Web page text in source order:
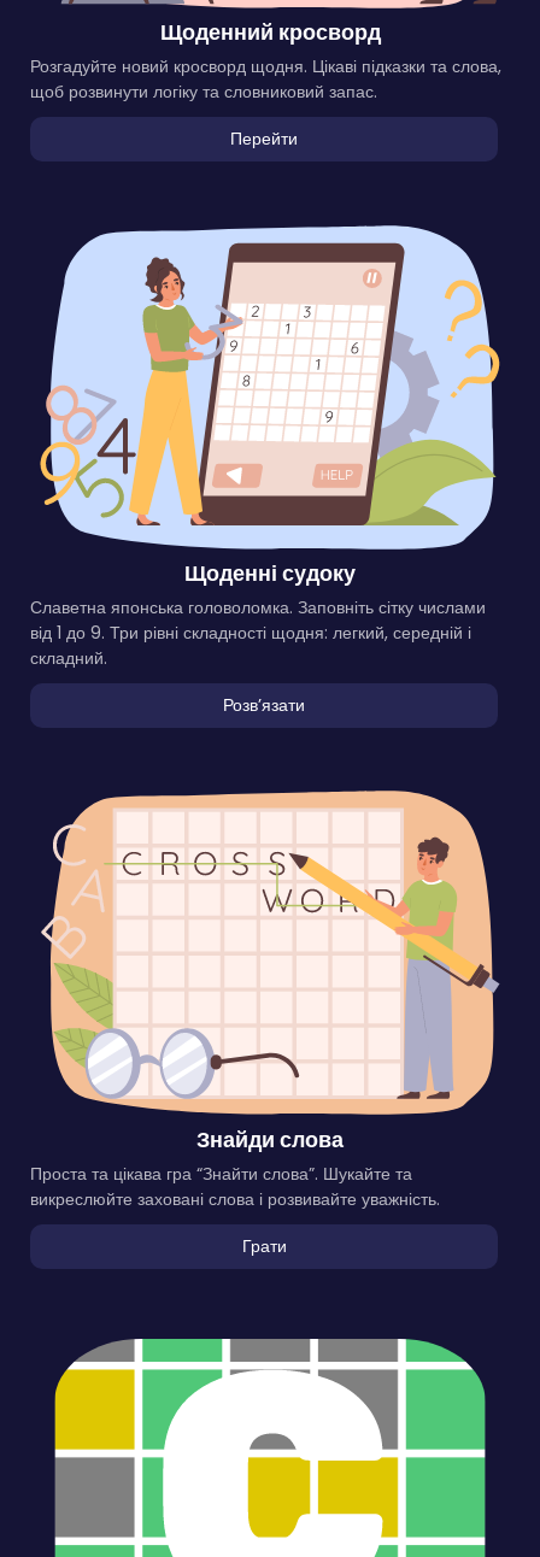
Щоденний кросворд
Розгадуйте новий кросворд щодня. Цікаві підказки та слова,
щоб розвинути логіку та словниковий запас.
Перейти
Щоденні судоку
Славетна японська головоломка. Заповніть сітку числами
від 1 до 9. Три рівні складності щодня: легкий, середній і
складний.
Розвʼязати
Знайди слова
Проста та цікава гра “Знайти слова”. Шукайте та
викреслюйте заховані слова і розвивайте уважність.
Грати